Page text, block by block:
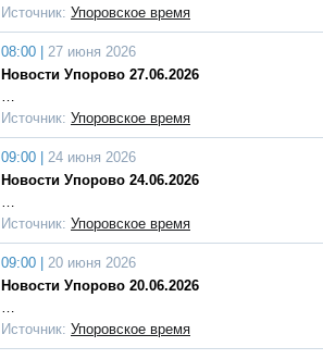
Источник: Упоровское время
08:00 |
27 июня 2026
Новости Упорово 27.06.2026
…
Источник: Упоровское время
09:00 |
24 июня 2026
Новости Упорово 24.06.2026
…
Источник: Упоровское время
09:00 |
20 июня 2026
Новости Упорово 20.06.2026
…
Источник: Упоровское время